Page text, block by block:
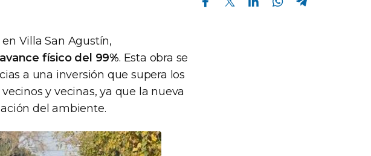
Villa San Agustín,
físico del 99%. Esta obra se
a una inversión que supera los
y vecinas, ya que la nueva
del ambiente.